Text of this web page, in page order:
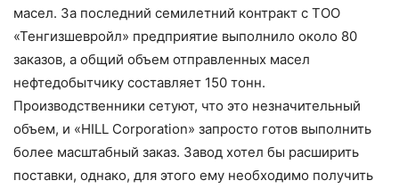
масел. За последний семилетний контракт с ТОО
«Тенгизшевройл» предприятие выполнило около 80
заказов, а общий объем отправленных масел
нефтедобытчику составляет 150 тонн.
Производственники сетуют, что это незначительный
объем, и «HILL Corporation» запросто готов выполнить
более масштабный заказ. Завод хотел бы расширить
поставки, однако, для этого ему необходимо получить